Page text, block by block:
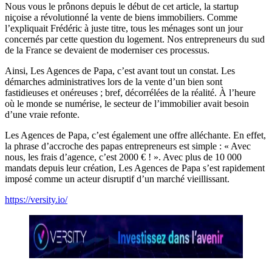
Nous vous le prônons depuis le début de cet article, la startup
niçoise a révolutionné la vente de biens immobiliers. Comme
l’expliquait Frédéric à juste titre, tous les ménages sont un jour
concernés par cette question du logement. Nos entrepreneurs du sud
de la France se devaient de moderniser ces processus.
Ainsi, Les Agences de Papa, c’est avant tout un constat. Les
démarches administratives lors de la vente d’un bien sont
fastidieuses et onéreuses ; bref, décorrélées de la réalité. À l’heure
où le monde se numérise, le secteur de l’immobilier avait besoin
d’une vraie refonte.
Les Agences de Papa, c’est également une offre alléchante. En effet,
la phrase d’accroche des papas entrepreneurs est simple : « Avec
nous, les frais d’agence, c’est 2000 € ! ». Avec plus de 10 000
mandats depuis leur création, Les Agences de Papa s’est rapidement
imposé comme un acteur disruptif d’un marché vieillissant.
https://versity.io/